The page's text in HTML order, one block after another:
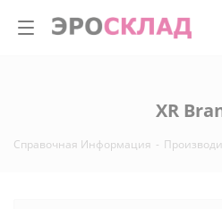
XR
Справочная Информация -